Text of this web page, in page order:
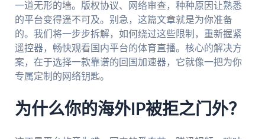
一道无形的墙。版权协议、网络审查，种种原因让熟悉
的平台变得遥不可及。别急，这篇文章就是为你准备
的。我们将一步步拆解，如何绕过这些限制，重新握紧
遥控器，畅快观看国内平台的体育直播。核心的解决方
案，在于选择一款靠谱的回国加速器，它就像一把为你
专属定制的网络钥匙。
为什么你的海外IP被拒之门外？